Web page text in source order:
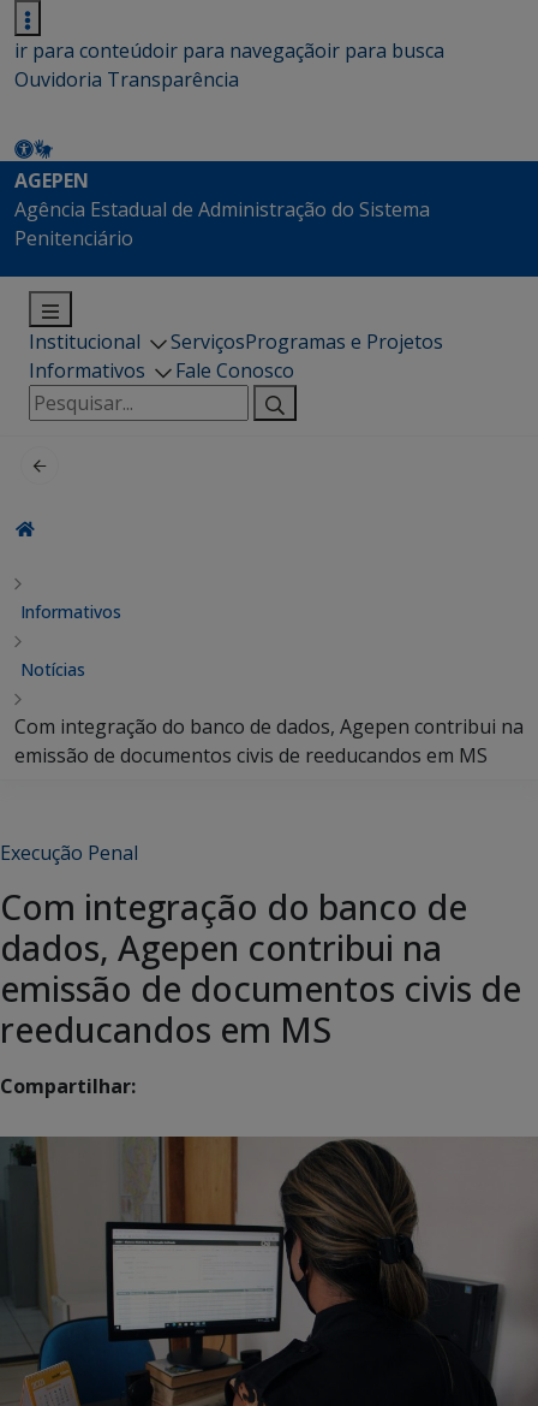
ir para conteúdoir para navegaçãoir para busca
Ouvidoria Transparência
AGEPEN
Agência Estadual de Administração do Sistema
Penitenciário
Institucional ServiçosProgramas e Projetos
Informativos
Fale Conosco
Pesquisar
por:
Informativos
Notícias
Com integração do banco de dados, Agepen contribui na
emissão de documentos civis de reeducandos em MS
Execução Penal
Com integração do banco de
dados, Agepen contribui na
emissão de documentos civis de
reeducandos em MS
Compartilhar: